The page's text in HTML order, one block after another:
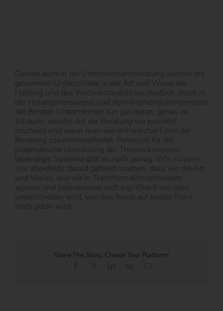
Gerade auch in der Unternehmensberatung werden die
genannten Unterschiede in der Art und Weise der
Haltung und des Weltverständnisses deutlich. Auch in
der Herangehensweise und dem Interventionsrepertoire
der Berater. Unternehmen tun gut daran, genau zu
schauen, welche Art der Beratung wo passend
erscheint und wann man wie mit welcher Form der
Beratung zusammenarbeitet. Potenzial für die
pragmatische Umsetzung der Theorie komplex-
lebendiger Systeme gibt es noch genug. Wir müssen
uns allerdings darauf gefasst machen, dass wir die Art
und Weise, wie wir in Transformationsprojekten
agieren und intervenieren sich signifikant von dem
unterschieden wird, wie dies heute auf breiter Front
noch getan wird.
Share This Story, Choose Your Platform!